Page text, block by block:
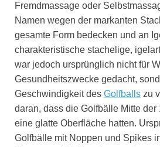
Fremdmassage oder
Namen wegen der markanten
gesamte Form bedecken und an
charakteristische stachelige,
war jedoch ursprünglich nicht für
Gesundheitszwecke gedacht,
Geschwindigkeit des Golfballs zu
daran, dass die Golfbälle Mitte der
eine glatte Oberfläche hatten.
Golfbälle mit Noppen und Spikes